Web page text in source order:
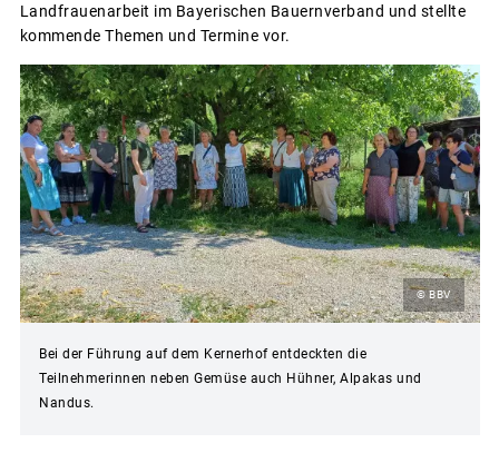
Landfrauenarbeit im Bayerischen Bauernverband und stellte
kommende Themen und Termine vor.
© BBV
Bei der Führung auf dem Kernerhof entdeckten die
Teilnehmerinnen neben Gemüse auch Hühner, Alpakas und
Nandus.